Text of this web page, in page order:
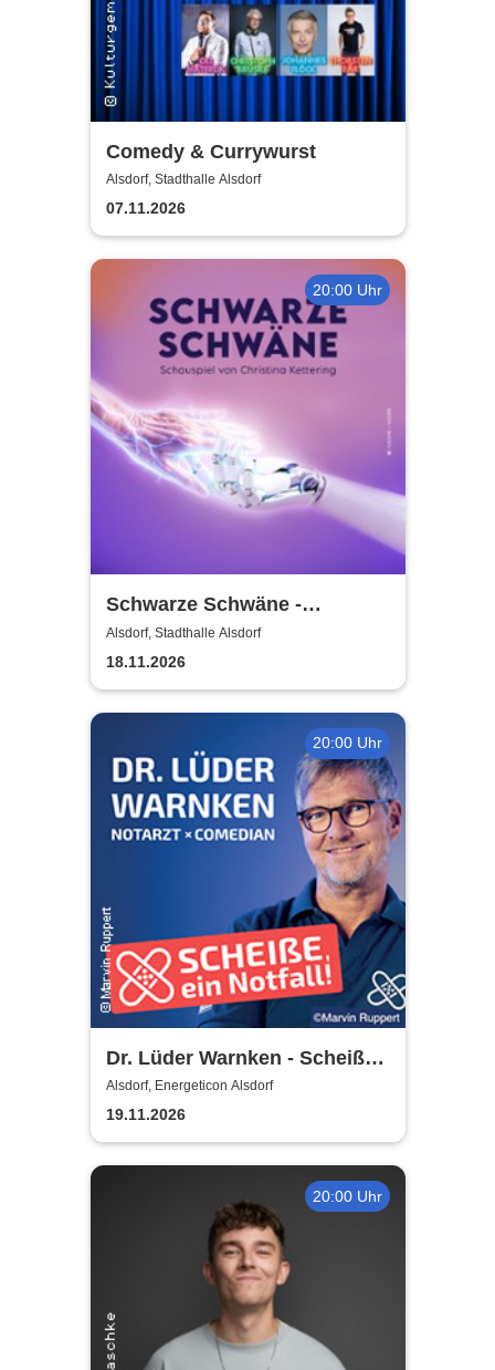
Comedy & Currywurst
Alsdorf, Stadthalle Alsdorf
07.11.2026
20:00 Uhr
Schwarze Schwäne -
Grenzlandtheater Aachen
Alsdorf, Stadthalle Alsdorf
18.11.2026
20:00 Uhr
Dr. Lüder Warnken - Scheiße,
ein Notfall!
Alsdorf, Energeticon Alsdorf
19.11.2026
20:00 Uhr